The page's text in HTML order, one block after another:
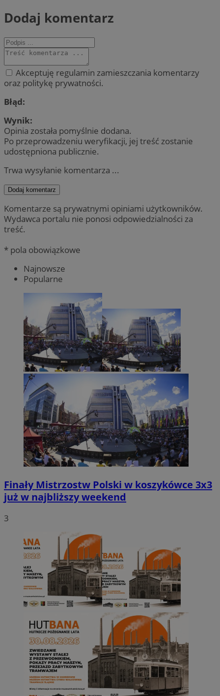
Dodaj komentarz
Akceptuję regulamin zamieszczania komentarzy
oraz politykę prywatności.
Błąd:
Wynik:
Opinia została pomyślnie dodana.
Po przeprowadzeniu weryfikacji, jej treść zostanie
udostępniona publicznie.
Trwa wysyłanie komentarza ...
Dodaj komentarz
Komentarze są prywatnymi opiniami użytkowników.
Wydawca portalu nie ponosi odpowiedzialności za
treść.
* pola obowiązkowe
Najnowsze
Popularne
Finały Mistrzostw Polski w koszykówce 3x3
już w najbliższy weekend
3